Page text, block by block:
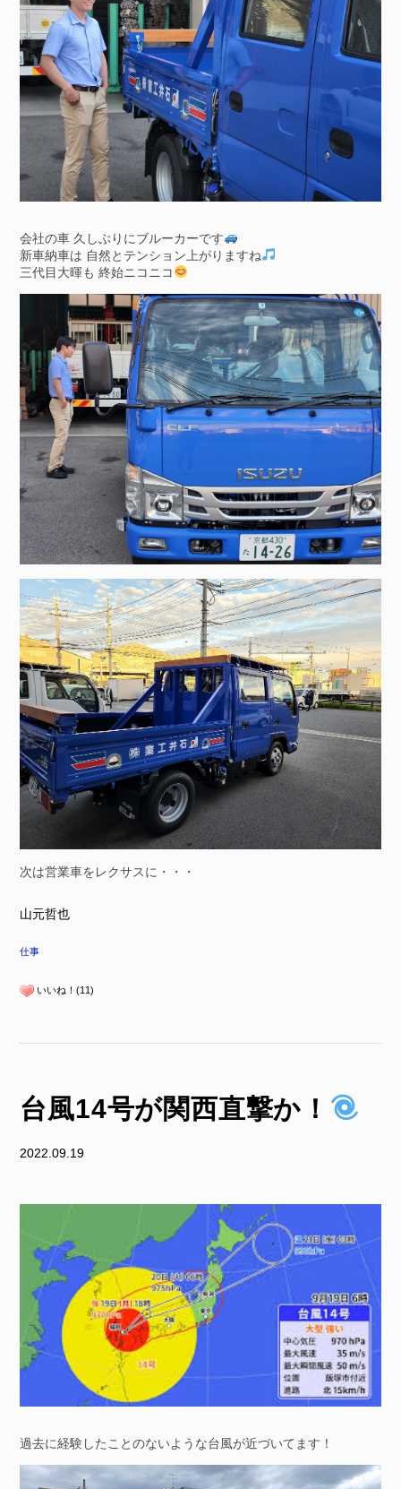
会社の車 久しぶりにブルーカーです
新車納車は 自然とテンション上がりますね
三代目大暉も 終始ニコニコ
次は営業車をレクサスに・・・
山元哲也
仕事
いいね！(11)
台風14号が関西直撃か！
2022.09.19
過去に経験したことのないような台風が近づいてます！